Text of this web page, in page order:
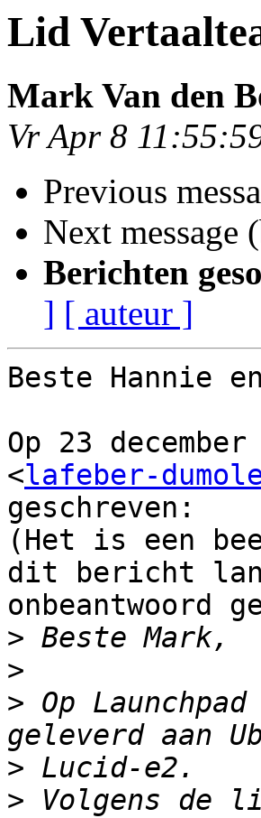
Lid
Mark Van den
Vr Apr 8
Previous
Next message
Berichten
] [ auteur ]
Beste Hannie
Op 23
<lafeber-
geschreven:
(Het is een
dit bericht
onbeantwoord
>
>
> Op
>
> Volgens de